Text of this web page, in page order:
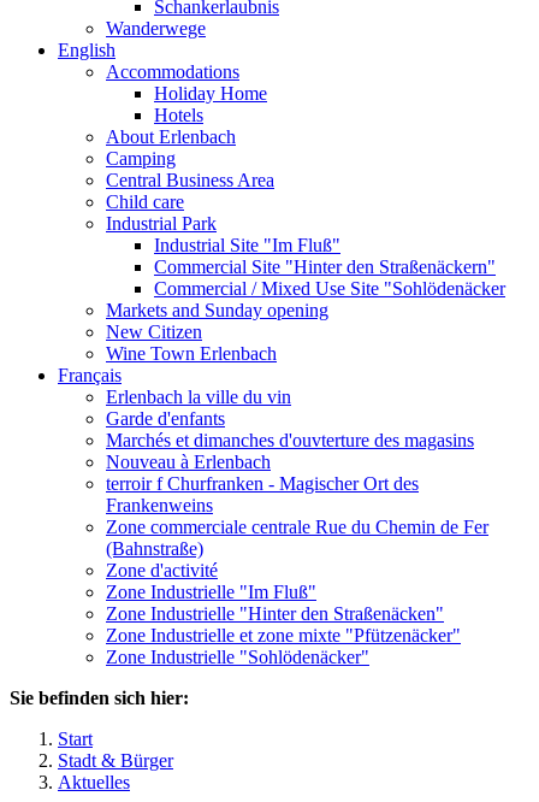
Schankerlaubnis
Wanderwege
English
Accommodations
Holiday Home
Hotels
About Erlenbach
Camping
Central Business Area
Child care
Industrial Park
Industrial Site "Im Fluß"
Commercial Site "Hinter den Straßenäckern"
Commercial / Mixed Use Site "Sohlödenäcker
Markets and Sunday opening
New Citizen
Wine Town Erlenbach
Français
Erlenbach la ville du vin
Garde d'enfants
Marchés et dimanches d'ouvterture des magasins
Nouveau à Erlenbach
terroir f Churfranken - Magischer Ort des
Frankenweins
Zone commerciale centrale Rue du Chemin de Fer
(Bahnstraße)
Zone d'activité
Zone Industrielle "Im Fluß"
Zone Industrielle "Hinter den Straßenäcken"
Zone Industrielle et zone mixte "Pfützenäcker"
Zone Industrielle "Sohlödenäcker"
Sie befinden sich hier:
Start
Stadt & Bürger
Aktuelles